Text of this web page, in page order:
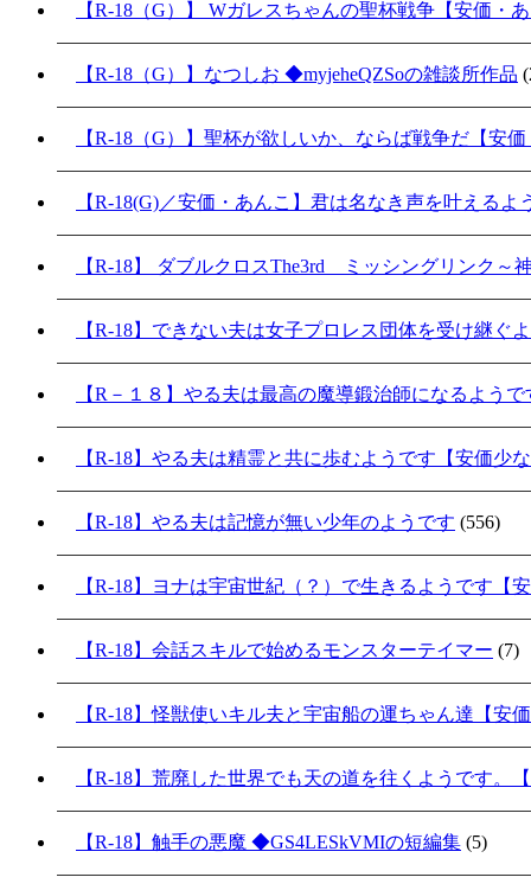
【R-18（G）】 Wガレスちゃんの聖杯戦争【安価・
【R-18（G）】なつしお ◆myjeheQZSoの雑談所作品
【R-18（G）】聖杯が欲しいか、ならば戦争だ【安
【R-18(G)／安価・あんこ】君は名なき声を叶える
【R-18】 ダブルクロスThe3rd ミッシングリンク～
【R-18】できない夫は女子プロレス団体を受け継ぐ
【R－１８】やる夫は最高の魔導鍛治師になるよう
【R-18】やる夫は精霊と共に歩むようです【安価少
【R-18】やる夫は記憶が無い少年のようです (556)
【R-18】ヨナは宇宙世紀（？）で生きるようです【
【R-18】会話スキルで始めるモンスターテイマー (7)
【R-18】怪獣使いキル夫と宇宙船の運ちゃん達【安
【R-18】荒廃した世界でも天の道を往くようです。
【R-18】触手の悪魔 ◆GS4LESkVMIの短編集 (5)